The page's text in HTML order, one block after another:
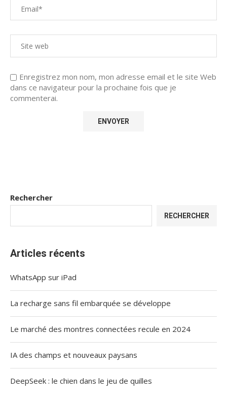
Enregistrez mon nom, mon adresse email et le site Web
dans ce navigateur pour la prochaine fois que je
commenterai.
Rechercher
RECHERCHER
Articles récents
WhatsApp sur iPad
La recharge sans fil embarquée se développe
Le marché des montres connectées recule en 2024
IA des champs et nouveaux paysans
DeepSeek : le chien dans le jeu de quilles